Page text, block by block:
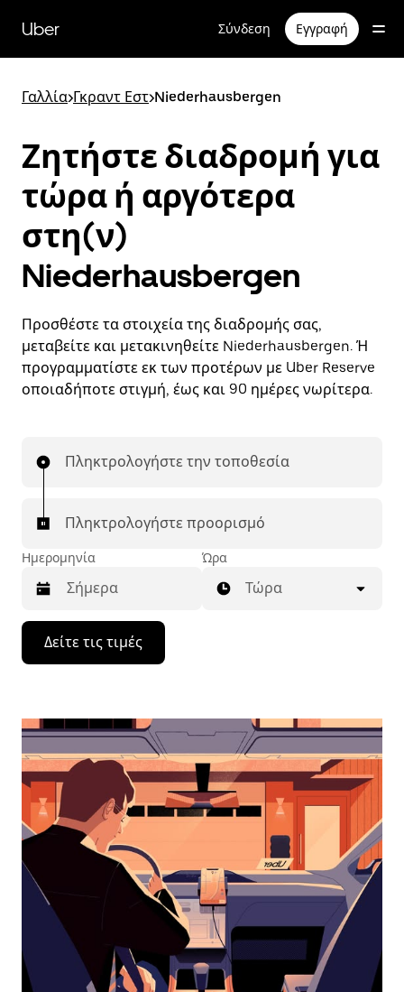
κύριο
περιεχόμενο
Uber Σύνδεση Εγγραφή
Γαλλία>Γκραντ Εστ>Niederhausbergen
Ζητήστε διαδρομή για
τώρα ή αργότερα
στη(ν)
Niederhausbergen
Προσθέστε τα στοιχεία της διαδρομής σας,
μεταβείτε και μετακινηθείτε Niederhausbergen. Ή
προγραμματίστε εκ των προτέρων με Uber Reserve
οποιαδήποτε στιγμή, έως και 90 ημέρες νωρίτερα.
Πληκτρολογήστε την τοποθεσία
Πληκτρολογήστε προορισμό
Ημερομηνία
Πατήστε
πλήκτρο
βέλος
να
μετακινηθείτε
στο
ημερολόγιο
και
να
επιλέξετε
μια
ημερομηνία.
Πατήστε
πλήκτρο
escape
για
Ώρα
Τώρα
Δείτε τις τιμές